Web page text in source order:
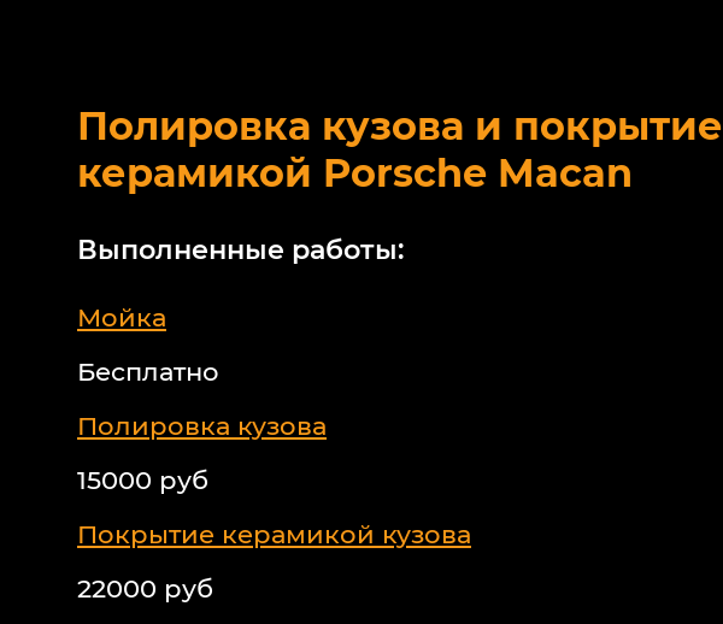
Полировка кузова и покрытие
керамикой Porsche Macan
Выполненные работы:
Мойка
Бесплатно
Полировка кузова
15000 руб
Покрытие керамикой кузова
22000 руб